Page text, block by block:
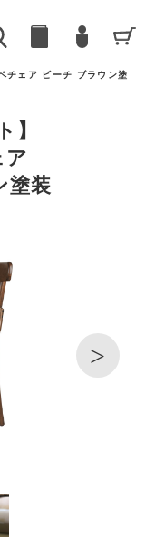
チェア ビーチ ブラウン塗
】
ア
塗装
>